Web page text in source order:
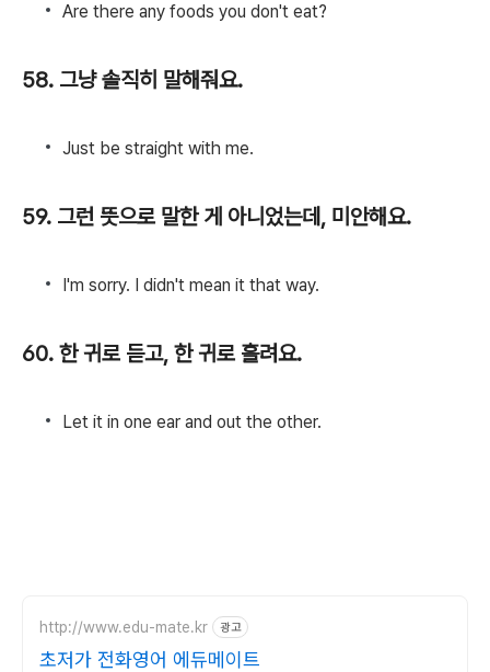
Are there any foods you don't eat?
58. 그냥 솔직히 말해줘요.
Just be straight with me.
59. 그런 뜻으로 말한 게 아니었는데, 미안해요.
I'm sorry. I didn't mean it that way.
60. 한 귀로 듣고, 한 귀로 흘려요.
Let it in one ear and out the other.
http://www.edu-mate.kr 광고
초저가 전화영어 에듀메이트